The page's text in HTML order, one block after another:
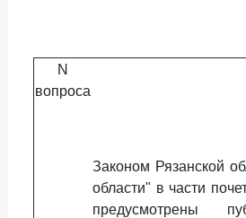
N
вопроса
Законом Рязанской
области" в части
предусмотрены